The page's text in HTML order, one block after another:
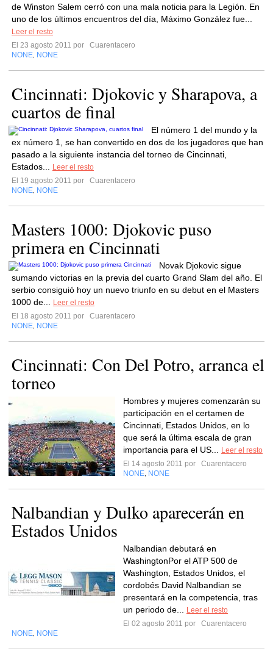
de Winston Salem cerró con una mala noticia para la Legión. En
uno de los últimos encuentros del día, Máximo González fue...
Leer el resto
El 23 agosto 2011 por
Cuarentacero
NONE NONE
Cincinnati: Djokovic y Sharapova, a
cuartos de final
El número 1 del mundo y la
ex número 1, se han convertido en dos de los jugadores que han
pasado a la siguiente instancia del torneo de Cincinnati,
Estados...
Leer el resto
El 19 agosto 2011 por
Cuarentacero
NONE NONE
Masters 1000: Djokovic puso
primera en Cincinnati
Novak Djokovic sigue
sumando victorias en la previa del cuarto Grand Slam del año. El
serbio consiguió hoy un nuevo triunfo en su debut en el Masters
1000 de...
Leer el resto
El 18 agosto 2011 por
Cuarentacero
NONE NONE
Cincinnati: Con Del Potro, arranca el
torneo
Hombres y mujeres comenzarán su
participación en el certamen de
Cincinnati, Estados Unidos, en lo
que será la última escala de gran
importancia para el US...
Leer el resto
El 14 agosto 2011 por
Cuarentacero
NONE NONE
Nalbandian y Dulko aparecerán en
Estados Unidos
Nalbandian debutará en
WashingtonPor el ATP 500 de
Washington, Estados Unidos, el
cordobés David Nalbandian se
presentará en la competencia, tras
un periodo de...
Leer el resto
El 02 agosto 2011 por
Cuarentacero
NONE NONE